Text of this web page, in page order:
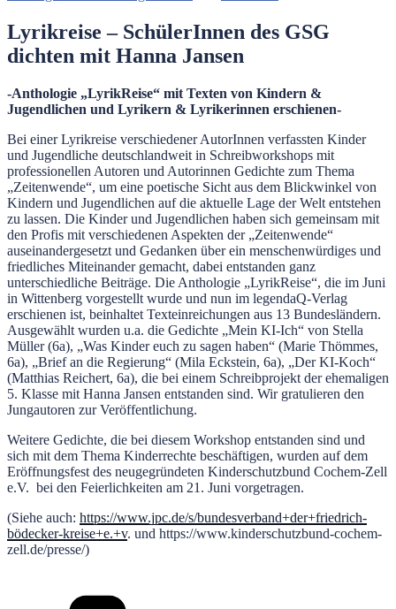
Lyrikreise – SchülerInnen des GSG
dichten mit Hanna Jansen
-Anthologie „LyrikReise“ mit Texten von Kindern &
Jugendlichen und Lyrikern & Lyrikerinnen erschienen-
Bei einer Lyrikreise verschiedener AutorInnen verfassten Kinder
und Jugendliche deutschlandweit in Schreibworkshops mit
professionellen Autoren und Autorinnen Gedichte zum Thema
„Zeitenwende“, um eine poetische Sicht aus dem Blickwinkel von
Kindern und Jugendlichen auf die aktuelle Lage der Welt entstehen
zu lassen. Die Kinder und Jugendlichen haben sich gemeinsam mit
den Profis mit verschiedenen Aspekten der „Zeitenwende“
auseinandergesetzt und Gedanken über ein menschenwürdiges und
friedliches Miteinander gemacht, dabei entstanden ganz
unterschiedliche Beiträge. Die Anthologie „LyrikReise“, die im Juni
in Wittenberg vorgestellt wurde und nun im legendaQ-Verlag
erschienen ist, beinhaltet Texteinreichungen aus 13 Bundesländern.
Ausgewählt wurden u.a. die Gedichte „Mein KI-Ich“ von Stella
Müller (6a), „Was Kinder euch zu sagen haben“ (Marie Thömmes,
6a), „Brief an die Regierung“ (Mila Eckstein, 6a), „Der KI-Koch“
(Matthias Reichert, 6a), die bei einem Schreibprojekt der ehemaligen
5. Klasse mit Hanna Jansen entstanden sind. Wir gratulieren den
Jungautoren zur Veröffentlichung.
Weitere Gedichte, die bei diesem Workshop entstanden sind und
sich mit dem Thema Kinderrechte beschäftigen, wurden auf dem
Eröffnungsfest des neugegründeten Kinderschutzbund Cochem-Zell
e.V. bei den Feierlichkeiten am 21. Juni vorgetragen.
(Siehe auch: https://www.jpc.de/s/bundesverband+der+friedrich-
bödecker-kreise+e.+v. und https://www.kinderschutzbund-cochem-
zell.de/presse/)